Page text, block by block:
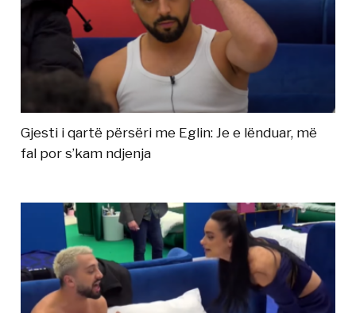
Gjesti i qartë përsëri me Eglin: Je e lënduar, më
fal por s’kam ndjenja